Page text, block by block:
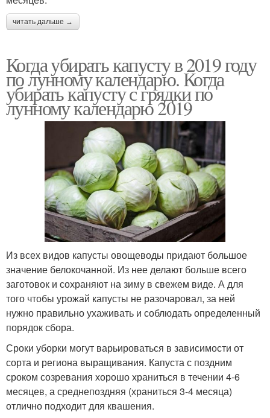
читать дальше →
Когда убирать капусту в 2019 году
по лунному календарю. Когда
убирать капусту с грядки по
лунному календарю 2019
Из всех видов капусты овощеводы придают большое
значение белокочанной. Из нее делают больше всего
заготовок и сохраняют на зиму в свежем виде. А для
того чтобы урожай капусты не разочаровал, за ней
нужно правильно ухаживать и соблюдать определенный
порядок сбора.
Сроки уборки могут варьироваться в зависимости от
сорта и региона выращивания. Капуста с поздним
сроком созревания хорошо храниться в течении 4-6
месяцев, а среднепоздняя (храниться 3-4 месяца)
отлично подходит для квашения.